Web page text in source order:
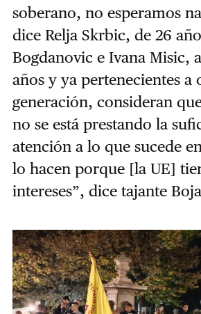
soberano, no esperamos
dice Relja Skrbic, de 26
Bogdanovic e Ivana Misic,
años y ya pertenecientes a
generación, consideran
no se está prestando la
atención a lo que sucede
lo hacen porque [la UE]
intereses”, dice tajante